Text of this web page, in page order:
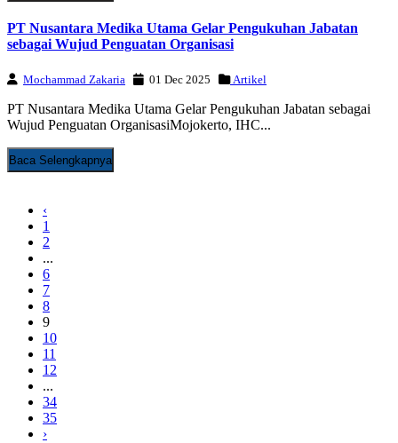
PT Nusantara Medika Utama Gelar Pengukuhan Jabatan
sebagai Wujud Penguatan Organisasi
Mochammad Zakaria 01 Dec 2025 Artikel
PT Nusantara Medika Utama Gelar Pengukuhan Jabatan sebagai
Wujud Penguatan OrganisasiMojokerto, IHC...
Baca Selengkapnya
‹
1
2
...
6
7
8
9
10
11
12
...
34
35
›